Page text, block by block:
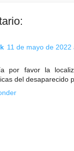
11 de mayo de 2022
por favor la
del desaparecido